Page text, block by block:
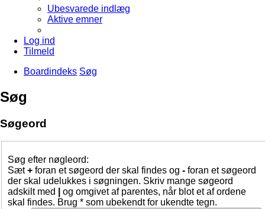
Ubesvarede indlæg
Aktive emner
Log ind
Tilmeld
Boardindeks Søg
Søg
Søgeord
Søg efter nøgleord:
Sæt+ foran et søgeord der skal findes og - foran et søgeord
der skal udelukkes i søgningen. Skriv mange søgeord
adskilt med
og omgivet af parentes, når blot et af ordene
skal findes. Brug * som ubekendt for ukendte tegn.